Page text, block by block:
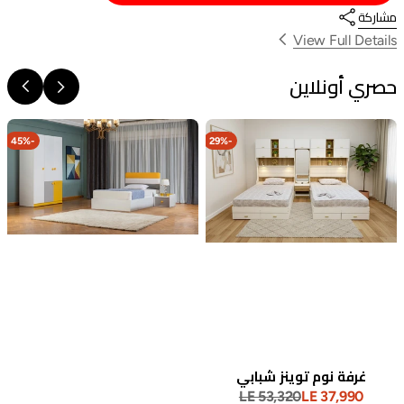
}}
المنتج
مشاركة
View Full Details
حصري أونلاين
غرفة نوم توينز شبابي
LE 37,990
LE 53,320
غرفة
نوم
كابرس
شبابي
45%
وسادة